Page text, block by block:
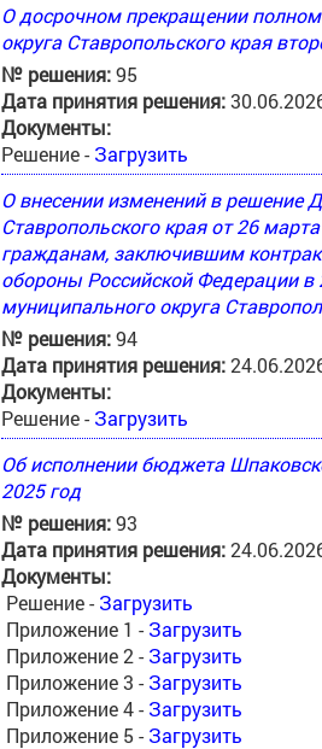
О досрочном прекращении
округа Ставропольского края
№ решения:95
Дата принятия решения:
Документы:
Решение - Загрузить
О внесении изменений в решение
Ставропольского края от 26
гражданам, заключившим
обороны Российской Федерации в
муниципального округа
№ решения:94
Дата принятия решения:
Документы:
Решение - Загрузить
Об исполнении бюджета
2025 год
№ решения:93
Дата принятия решения:
Документы:
Решение - Загрузить
Приложение 1 - Загрузить
Приложение 2 - Загрузить
Приложение 3 - Загрузить
Приложение 4 - Загрузить
Приложение 5 - Загрузить